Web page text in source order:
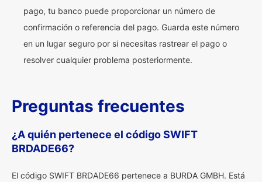
pago, tu banco puede proporcionar un número de
confirmación o referencia del pago. Guarda este número
en un lugar seguro por si necesitas rastrear el pago o
resolver cualquier problema posteriormente.
Preguntas frecuentes
¿A quién pertenece el código SWIFT
BRDADE66?
El código SWIFT BRDADE66 pertenece a BURDA GMBH. Está